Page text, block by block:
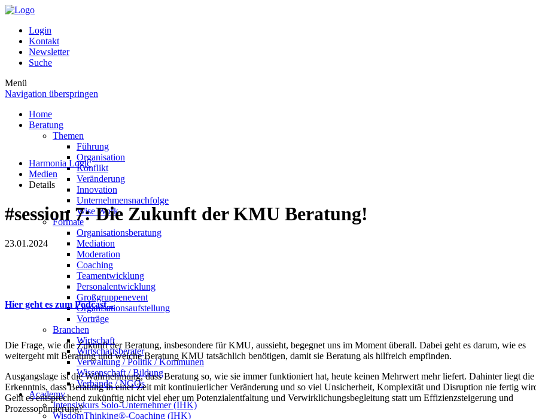
Login
Kontakt
Newsletter
Suche
Menü
Navigation überspringen
Home
Beratung
Themen
Führung
Organisation
Konflikt
Veränderung
Innovation
Unternehmensnachfolge
Wise Work
Formate
Organisationsberatung
Mediation
Moderation
Coaching
Teamentwicklung
Personalentwicklung
Großgruppenevent
Organisationsaufstellung
Vorträge
Branchen
Wirtschaft
Wirtschaftsberater
Verwaltung / Politik / Kommunen
Wissenschaft / Bildung
Verbände / NGOs
Academy
Intensivkurs Solo-Unternehmer (IHK)
WisdomThinking®-Coaching (IHK)
Harmonia Logic
Medien
Details
#session 7: Die Zukunft der KMU Beratung!
23.01.2024
Hier geht es zum Podcast...
Die Frage, wie die Zukunft der Beratung, insbesondere für KMU, aussieht, begegnet uns im Moment überall. Dabei geht es darum, wie es
weitergeht mit Beratung und welche Beratung KMU tatsächlich benötigen, damit sie Beratung als hilfreich empfinden.
Ausgangslage ist die Wahrnehmung, dass Beratung so, wie sie immer funktioniert hat, heute keinen Mehrwert mehr liefert. Dahinter liegt die
Erkenntnis, dass Beratung in einer Zeit mit kontinuierlicher Veränderung und so viel Unsicherheit, Komplexität und Disruption nie fertig
Geht es entsprechend zukünftig nicht viel eher um Potenzialentfaltung und Verwirklichungsbegleitung statt um Effizienzsteigerung und
Prozessoptimierung?